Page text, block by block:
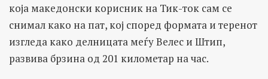
која македонски корисник на Тик-ток сам се
снимал како на пат, кој според формата и теренот
изгледа како делницата меѓу Велес и Штип,
развива брзина од 201 километар на час.